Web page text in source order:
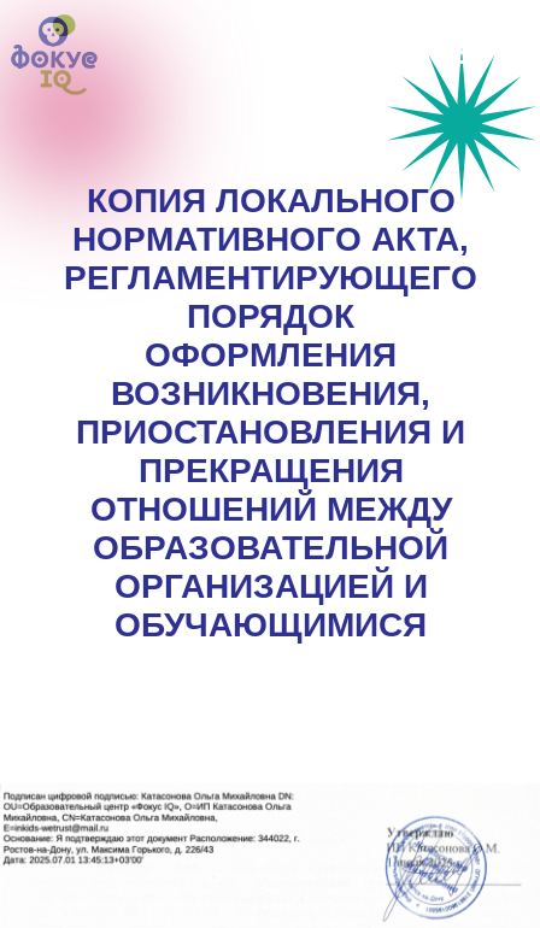
КОПИЯ ЛОКАЛЬНОГО
НОРМАТИВНОГО АКТА,
РЕГЛАМЕНТИРУЮЩЕГО
ПОРЯДОК
ОФОРМЛЕНИЯ
ВОЗНИКНОВЕНИЯ,
ПРИОСТАНОВЛЕНИЯ И
ПРЕКРАЩЕНИЯ
ОТНОШЕНИЙ МЕЖДУ
ОБРАЗОВАТЕЛЬНОЙ
ОРГАНИЗАЦИЕЙ И
ОБУЧАЮЩИМИСЯ